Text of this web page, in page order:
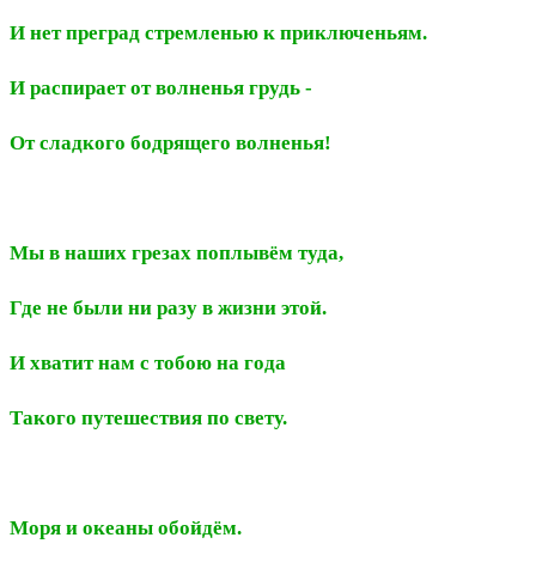
И нет преград стремленью к приключеньям.
И распирает от волненья грудь -
От сладкого бодрящего волненья!
Мы в наших грезах поплывём туда,
Где не были ни разу в жизни этой.
И хватит нам с тобою на года
Такого путешествия по свету.
Моря и океаны обойдём.